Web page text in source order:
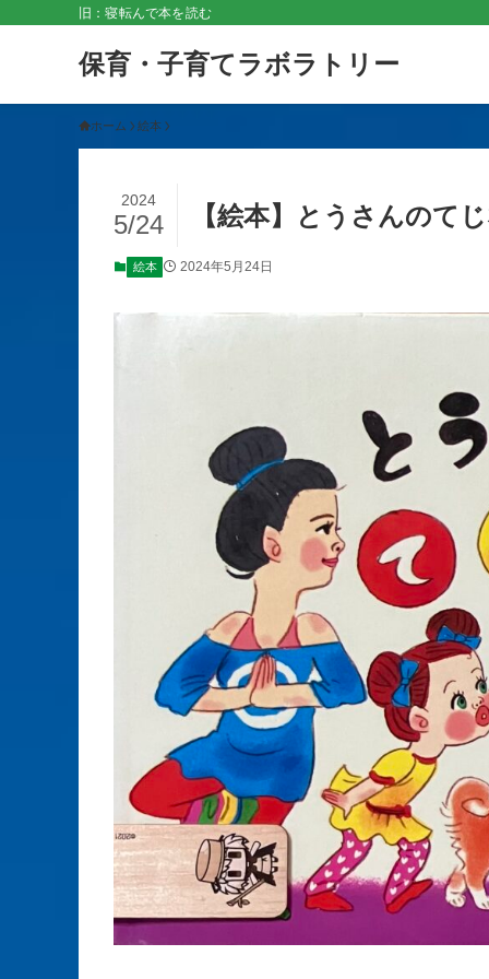
旧：寝転んで本を読む
保育・子育てラボラトリー
ホーム 絵本
【絵本】とうさんのて
2024
5/24
絵本 2024年5月24日